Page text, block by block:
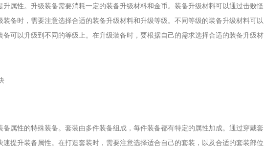
属性。升级装备需要消耗一定的装备升级材料和金币。装备升级材料可以通过击败怪
备时，需要注意选择合适的装备升级材料和升级等级。不同等级的装备升级材料可以
可以升级到不同的等级上。在升级装备时，要根据自己的需求选择合适的装备升级材
属性的特殊装备。套装由多件装备组成，每件装备都有特定的属性加成。通过穿戴套
提升装备属性。在打造套装时，需要注意选择适合自己的套装，以及合适的套装部位